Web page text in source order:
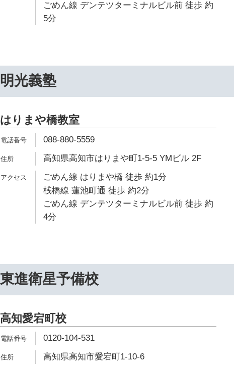
ごめん線 デンテツターミナルビル前 徒歩 約
5分
明光義塾
はりまや橋教室
088-880-5559
高知県高知市はりまや町1-5-5 YMビル 2F
ごめん線 はりまや橋 徒歩 約1分
桟橋線 蓮池町通 徒歩 約2分
ごめん線 デンテツターミナルビル前 徒歩 約
4分
東進衛星予備校
高知愛宕町校
0120-104-531
高知県高知市愛宕町1-10-6